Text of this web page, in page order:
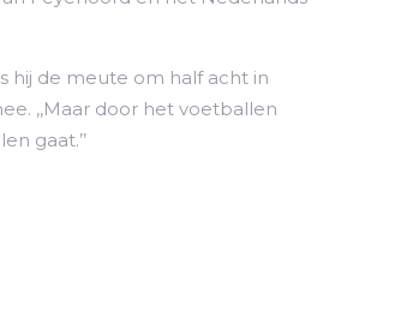
hij de meute om half acht in
,,Maar door het voetballen
gaat.’’